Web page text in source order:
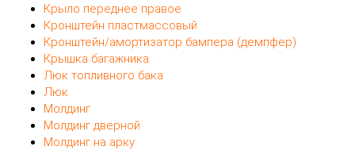
Крыло переднее правое
Кронштейн пластмассовый
Кронштейн/амортизатор бампера (демпфер)
Крышка багажника
Люк топливного бака
Люк
Молдинг
Молдинг дверной
Молдинг на арку